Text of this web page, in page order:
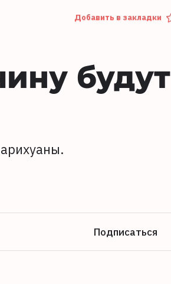
Добавить в закладки
будут
Подписаться